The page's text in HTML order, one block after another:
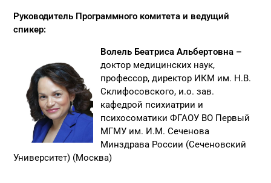
Руководитель Программного комитета и ведущий
спикер:
Волель Беатриса Альбертовна –
доктор медицинских наук,
профессор, директор ИКМ им. Н.В.
Склифосовского, и.о. зав.
кафедрой психиатрии и
психосоматики ФГАОУ ВО Первый
МГМУ им. И.М. Сеченова
Минздрава России (Сеченовский
Университет) (Москва)